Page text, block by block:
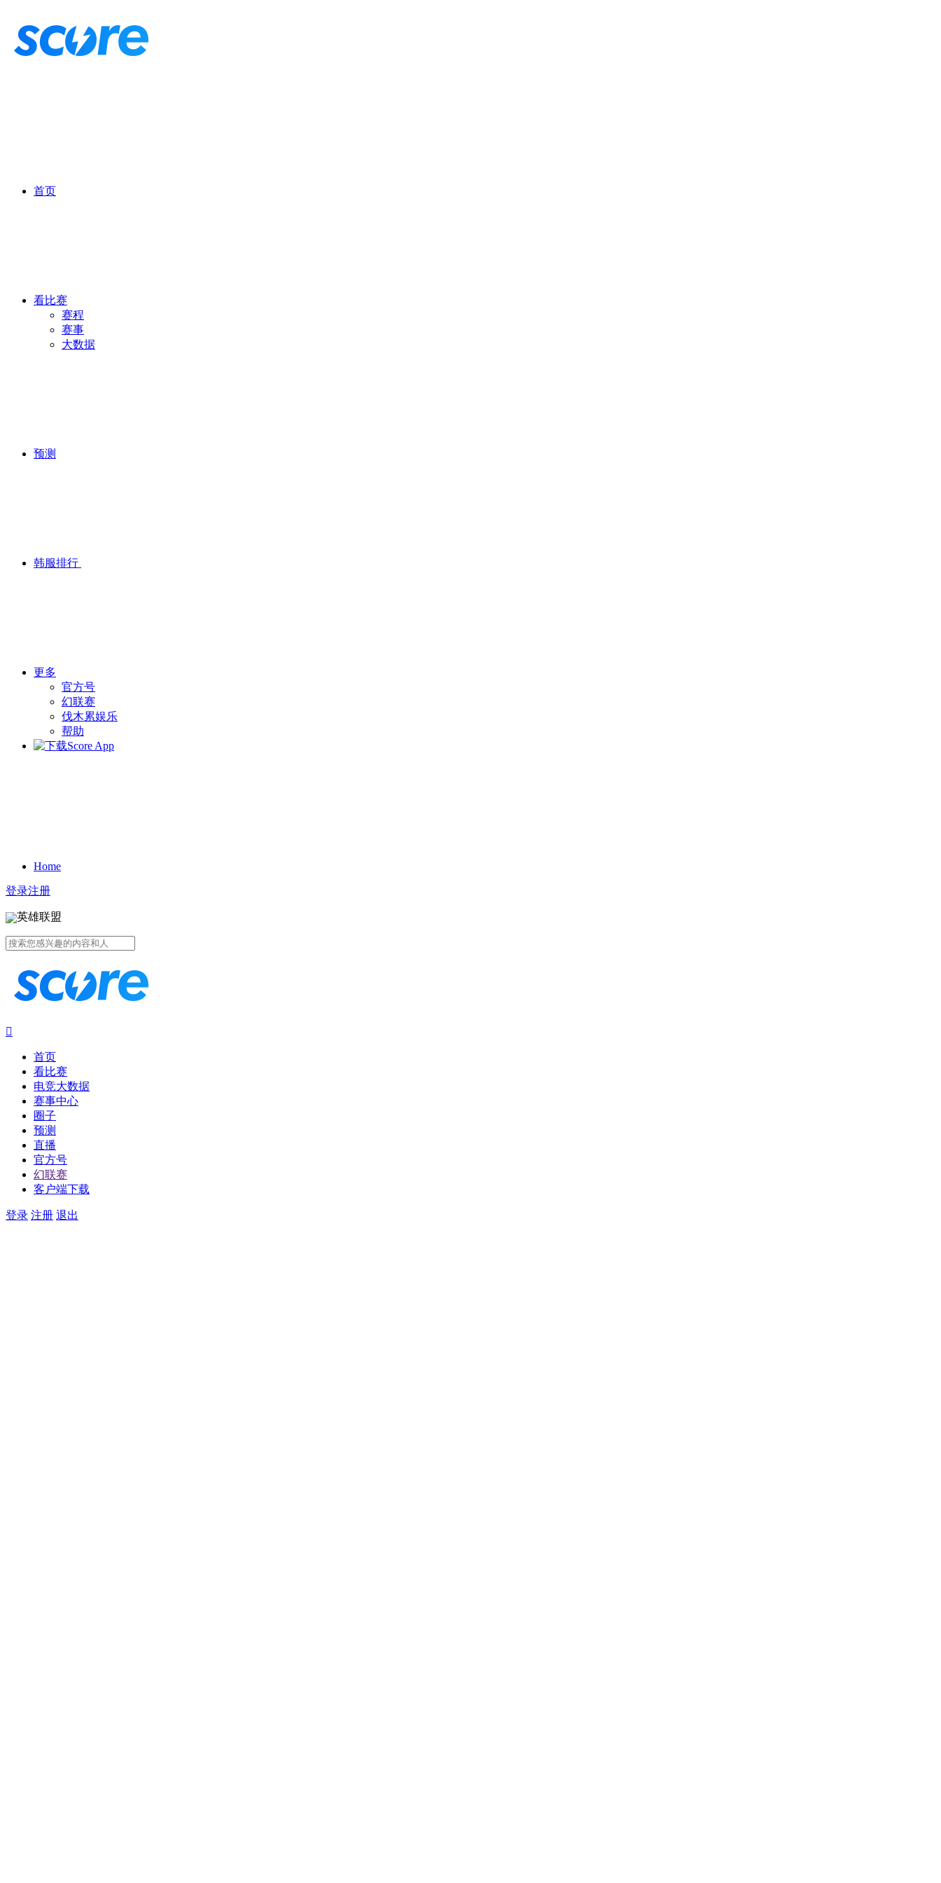
首页
看比赛
赛程
赛事
大数据
预测
韩服排行
更多
官方号
幻联赛
伐木累娱乐
帮助
Home
登录注册
英雄联盟

首页
看比赛
电竞大数据
赛事中心
圈子
预测
直播
官方号
幻联赛
客户端下载
登录 注册 退出